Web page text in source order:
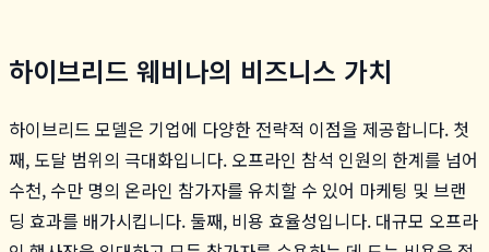
하이브리드 웨비나의 비즈니스 가치
하이브리드 모델은 기업에 다양한 전략적 이점을 제공합니다. 첫
째, 도달 범위의 극대화입니다. 오프라인 참석 인원의 한계를 넘어
수천, 수만 명의 온라인 참가자를 유치할 수 있어 마케팅 및 브랜
딩 효과를 배가시킵니다. 둘째, 비용 효율성입니다. 대규모 오프라